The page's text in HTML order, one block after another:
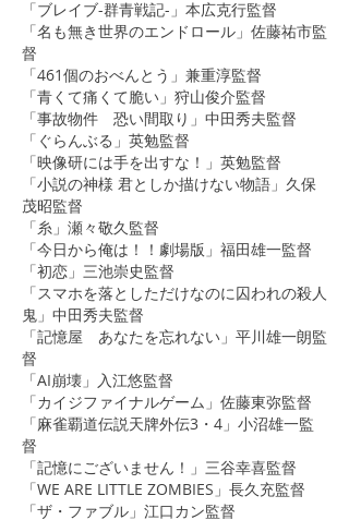
​​「ブレイブ-群青戦記-」本広克行監督
「名も無き世界のエンドロール」佐藤祐市監
督
​「461個のおべんとう」兼重淳監督
​「青くて痛くて脆い」狩山俊介監督
「事故物件 恐い間取り」中田秀夫監督
​​「ぐらんぶる」英勉監督
​​「映像研には手を出すな！」英勉監督
「小説の神様 君としか描けない物語」久保
茂昭監督
「糸」瀬々敬久監督
​​「今日から俺は！！劇場版」福田雄一監督
​「初恋」三池崇史監督
「スマホを落としただけなのに囚われの殺人
鬼」中田秀夫監督
「記憶屋 あなたを忘れない」平川雄一朗監
督
​「AI崩壊」入江悠監督
「カイジファイナルゲーム」佐藤東弥監督
「麻雀覇道伝説天牌外伝3・4」小沼雄一監
督
​「記憶にございません！」三谷幸喜監督
「WE ARE LITTLE ZOMBIES」長久充監督
「ザ・ファブル」江口カン監督